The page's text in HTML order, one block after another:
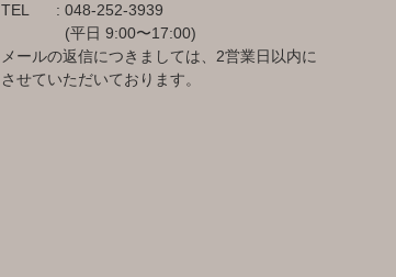
TEL
048-252-3939
(平日 9:00〜17:00)
メールの返信につきましては、2営業日以内に
させていただいております。